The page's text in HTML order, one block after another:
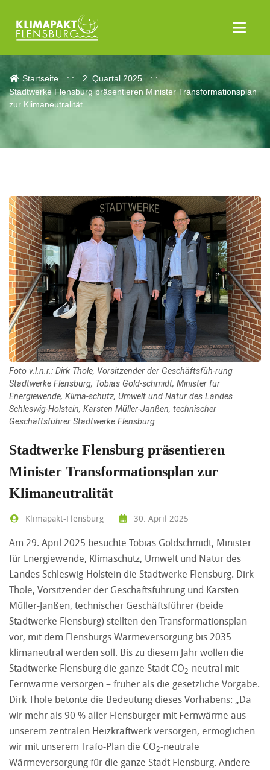
Aktuelles
Startseite
2. Quartal 2025
Stadtwerke Flensburg präsentieren Minister Transformationsplan
zur Klimaneutralität
Foto v.l.n.r.: Dirk Thole, Vorsitzender der Geschäftsfüh-rung
Stadtwerke Flensburg, Tobias Gold-schmidt, Minister für
Energiewende, Klima-schutz, Umwelt und Natur des Landes
Schleswig-Holstein, Karsten Müller-Janßen, technischer
Geschäftsführer Stadtwerke Flensburg
Stadtwerke Flensburg präsentieren
Minister Transformationsplan zur
Klimaneutralität
Klimapakt-Flensburg 30. April 2025
Am 29. April 2025 besuchte Tobias Goldschmidt, Minister
für Energiewende, Klimaschutz, Umwelt und Natur des
Landes Schleswig-Holstein die Stadtwerke Flensburg. Dirk
Thole, Vorsitzender der Geschäftsführung und Karsten
Müller-Janßen, technischer Geschäftsführer (beide
Stadtwerke Flensburg) stellten den Transformationsplan
vor, mit dem Flensburgs Wärmeversorgung bis 2035
klimaneutral werden soll. Bis zu diesem Jahr wollen die
Stadtwerke Flensburg die ganze Stadt CO2-neutral mit
Fernwärme versorgen – früher als die gesetzliche Vorgabe.
Dirk Thole betonte die Bedeutung dieses Vorhabens: „Da
wir mehr als 90 % aller Flensburger mit Fernwärme aus
unserem zentralen Heizkraftwerk versorgen, ermöglichen
wir mit unserem Trafo-Plan die CO2-neutrale
Wärmeversorgung für die ganze Stadt Flensburg. Andere